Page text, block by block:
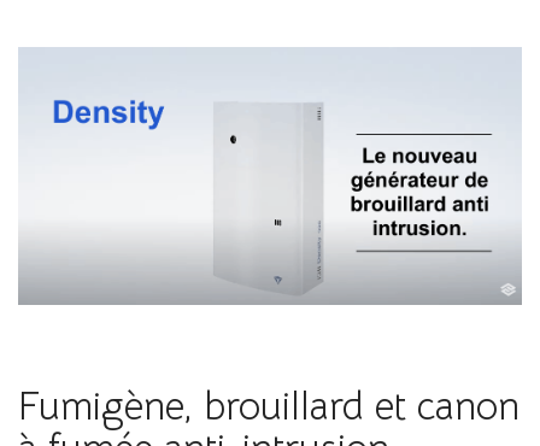
Fumigène, brouillard et canon